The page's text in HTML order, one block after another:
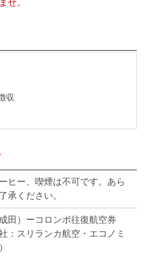
せ。
収
ヒー、喫煙は不可です。あら
承ください。
田）ーコロンボ往復航空券
：スリランカ航空・エコノミ